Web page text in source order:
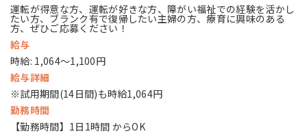
運転が得意な方、運転が好きな方、障がい福祉での経験を活かし
たい方、ブランク有で復帰したい主婦の方、療育に興味のある
方、ぜひご応募ください！
給与
時給: 1,064～1,100円
給与詳細
※試用期間(14日間)も時給1,064円
勤務時間
【勤務時間】1日1時間 からOK